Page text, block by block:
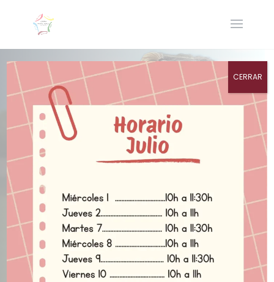
Colegio
Ramón
Carande
CERRAR